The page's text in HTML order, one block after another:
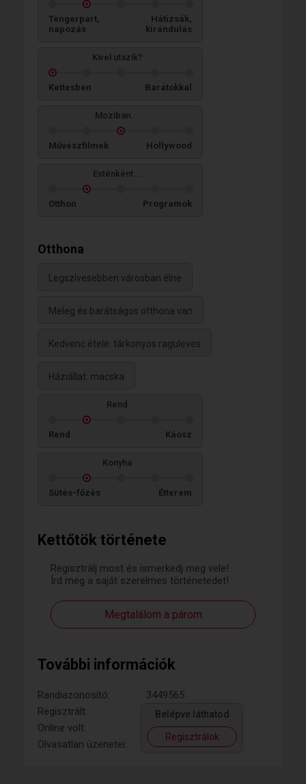
Kettőtök története
Regisztrálj most és ismerkedj meg vele!
Írd meg a saját szerelmes történetedet!
Megtalálom a párom
További információk
Randiazonosító:
3449565
Regisztrált:
Online volt:
Olvasatlan üzenetei:
Belépve láthatod
Regisztrálok
Tengerpart,
napozás
Hátizsák,
kirándulás
Kivel utazik?
Kettesben Barátokkal
Moziban...
Művészfilmek Hollywood
Esténként...
Otthon Programok
Otthona
Legszívesebben városban élne
Meleg és barátságos otthona van
Kedvenc étele: tárkonyos raguleves
Háziállat: macska
Rend
Rend Káosz
Konyha
Sütés-főzés Étterem